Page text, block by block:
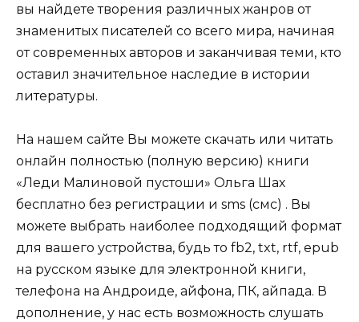
вы найдете творения различных жанров от
знаменитых писателей со всего мира, начиная
от современных авторов и заканчивая теми, кто
оставил значительное наследие в истории
литературы.
На нашем сайте Вы можете скачать или читать
онлайн полностью (полную версию) книги
«Леди Малиновой пустоши» Ольга Шах
бесплатно без регистрации и sms (смс) . Вы
можете выбрать наиболее подходящий формат
для вашего устройства, будь то fb2, txt, rtf, epub
на русском языке для электронной книги,
телефона на Андроиде, айфона, ПК, айпада. В
дополнение, у нас есть возможность слушать